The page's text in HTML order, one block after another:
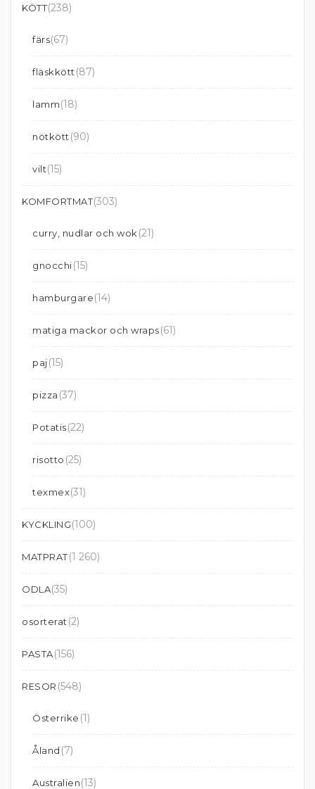
KÖTT(238)
färs(67)
fläskkött (87)
lamm(18)
nötkött (90)
vilt(15)
KOMFORTMAT(303)
curry, nudlar och wok (21)
gnocchi(15)
hamburgare(14)
matiga mackor och wraps(61)
paj(15)
pizza (37)
Potatis(22)
risotto (25)
texmex(31)
KYCKLING(100)
MATPRAT(1 260)
ODLA(35)
osorterat (2)
PASTA(156)
RESOR (548)
Österrike (1)
Åland (7)
Australien(13)